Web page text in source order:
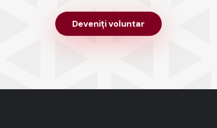
Deveniți voluntar